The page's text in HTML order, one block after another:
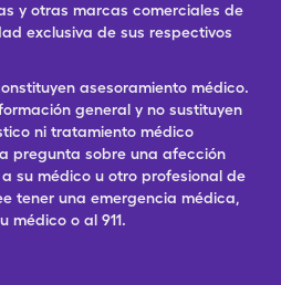
y otras marcas comerciales de
exclusiva de sus respectivos
asesoramiento médico.
general y no sustituyen
ni tratamiento médico
pregunta sobre una afección
su médico u otro profesional de
tener una emergencia médica,
médico o al 911.